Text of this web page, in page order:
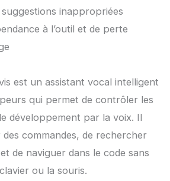
inappropriées
à l’outil et de perte
est un assistant vocal intelligent
qui permet de contrôler les
développement par la voix. Il
commandes, de rechercher
de naviguer dans le code sans
ou la souris.